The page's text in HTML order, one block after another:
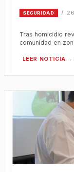
SEGURIDAD /
Tras homicidio
comunidad en